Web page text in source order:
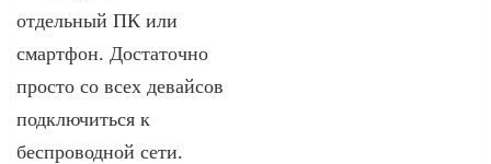
отдельный ПК или
смартфон. Достаточно
просто со всех девайсов
подключиться к
беспроводной сети.